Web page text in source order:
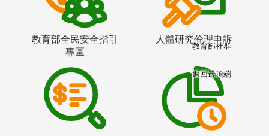
教育部全民安全指引
專區
人體研究倫理申訴
教育部社群
返回最頂端